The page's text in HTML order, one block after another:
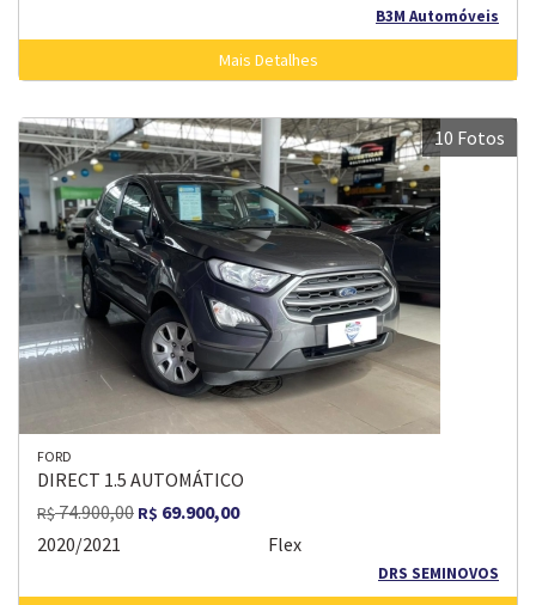
B3M Automóveis
Mais Detalhes
10 Fotos
FORD
DIRECT 1.5 AUTOMÁTICO
R$74.900,00 R$ 69.900,00
2020/2021
Flex
DRS SEMINOVOS